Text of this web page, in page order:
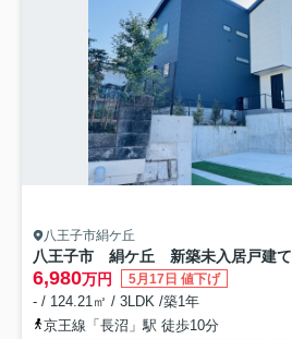
八王子市絹ケ丘
八王子市 絹ケ丘 新築未入居戸建て
6,980万円 5月17日 値下げ
- / 124.21㎡ / 3LDK /築1年
京王線「長沼」駅 徒歩10分